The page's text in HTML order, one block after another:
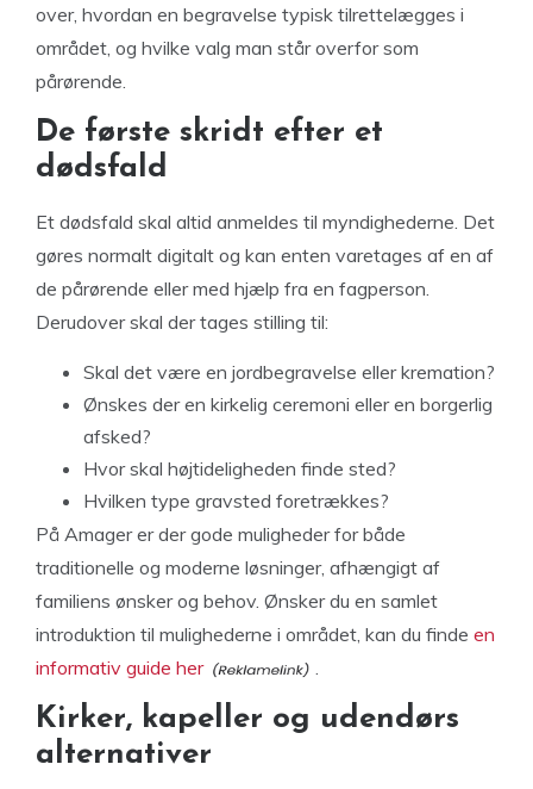
over, hvordan en begravelse typisk tilrettelægges i
området, og hvilke valg man står overfor som
pårørende.
De første skridt efter et
dødsfald
Et dødsfald skal altid anmeldes til myndighederne. Det
gøres normalt digitalt og kan enten varetages af en af
de pårørende eller med hjælp fra en fagperson.
Derudover skal der tages stilling til:
Skal det være en jordbegravelse eller kremation?
Ønskes der en kirkelig ceremoni eller en borgerlig
afsked?
Hvor skal højtideligheden finde sted?
Hvilken type gravsted foretrækkes?
På Amager er der gode muligheder for både
traditionelle og moderne løsninger, afhængigt af
familiens ønsker og behov. Ønsker du en samlet
introduktion til mulighederne i området, kan du finde en
informativ guide her
.
Kirker, kapeller og udendørs
alternativer